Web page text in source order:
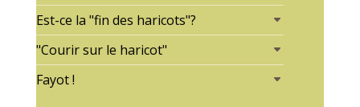
Est-ce la "fin des haricots"?
"Courir sur le haricot"
Fayot !